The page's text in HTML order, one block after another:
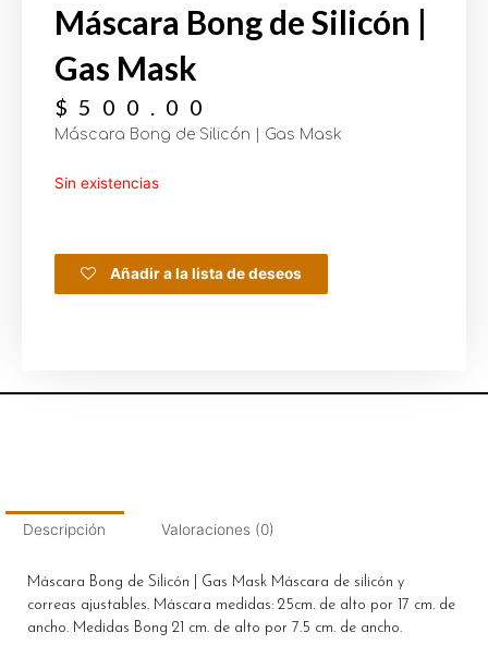
Máscara Bong de Silicón |
Gas Mask
$ 500.00
Máscara Bong de Silicón | Gas Mask
Sin existencias
Añadir a la lista de deseos
Descripción Valoraciones (0)
Máscara Bong de Silicón | Gas Mask Máscara de silicón y
correas ajustables. Máscara medidas: 25cm. de alto por 17 cm. de
ancho. Medidas Bong 21 cm. de alto por 7.5 cm. de ancho.